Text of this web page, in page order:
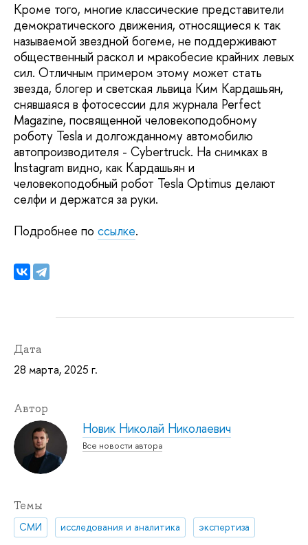
Кроме того, многие классические представители
демократического движения, относящиеся к так
называемой звездной богеме, не поддерживают
общественный раскол и мракобесие крайних левых
сил. Отличным примером этому может стать
звезда, блогер и светская львица Ким Кардашьян,
снявшаяся в фотосессии для журнала Perfect
Magazine, посвященной человекоподобному
роботу Tesla и долгожданному автомобилю
автопроизводителя - Cybertruck. На снимках в
Instagram видно, как Кардашьян и
человекоподобный робот Tesla Optimus делают
селфи и держатся за руки.
Подробнее по ссылке.
Дата
28 марта, 2025 г.
Автор
Новик Николай Николаевич
Все новости автора
Темы
СМИ исследования и аналитика экспертиза